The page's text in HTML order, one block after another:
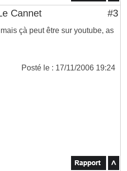
Cannet #3
çà peut être sur youtube, as
Posté le : 17/11/2006 19:24